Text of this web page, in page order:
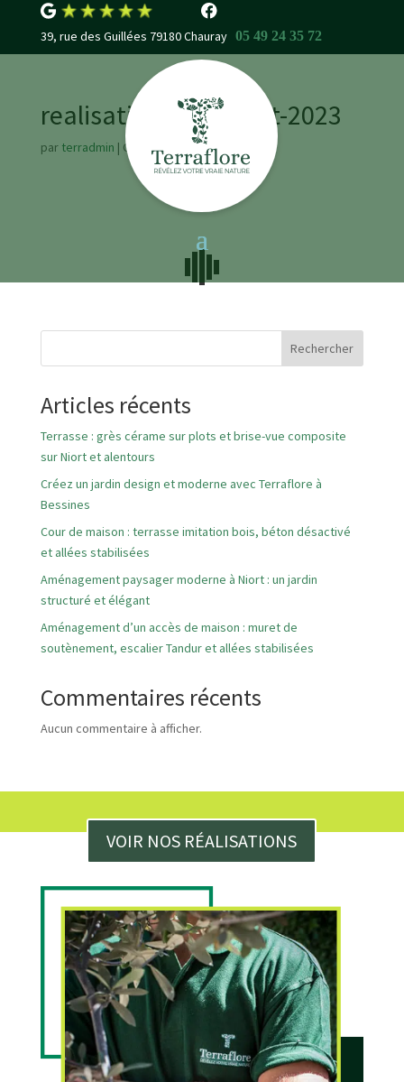
39, rue des Guillées 79180 Chauray 05 49 24 35 72
realisation-photo-oct-2023
par terradmin | Oct 19, 2023
Rechercher
Articles récents
Terrasse : grès cérame sur plots et brise-vue composite
sur Niort et alentours
Créez un jardin design et moderne avec Terraflore à
Bessines
Cour de maison : terrasse imitation bois, béton désactivé
et allées stabilisées
Aménagement paysager moderne à Niort : un jardin
structuré et élégant
Aménagement d’un accès de maison : muret de
soutènement, escalier Tandur et allées stabilisées
Commentaires récents
Aucun commentaire à afficher.
VOIR NOS RÉALISATIONS